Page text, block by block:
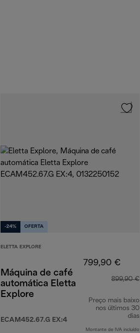
-24% OFERTA
ELETTA EXPLORE
Máquina de café
automática Eletta
Explore
ECAM452.67.G EX:4
799,90 €
899,90 €
Preço mais baixo
nos últimos 30
dias
Montante de IVA incluído